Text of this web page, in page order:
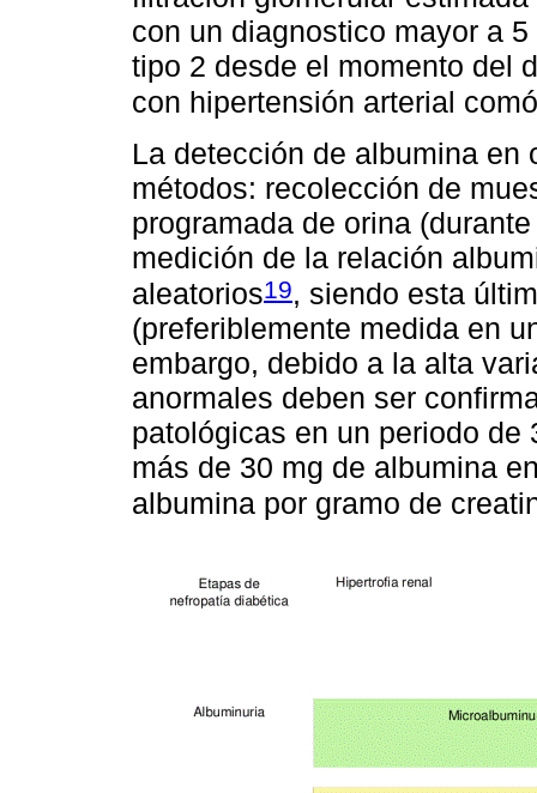
con un diagnostico mayor a
tipo 2 desde el momento del
con hipertensión arterial
La detección de albumina en
métodos: recolección de
programada de orina
medición de la relación
aleatorios19, siendo esta
(preferiblemente medida en
embargo, debido a la alta
anormales deben ser
patológicas en un periodo
más de 30 mg de albumina
albumina por gramo de